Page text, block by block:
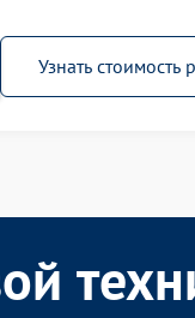
Узнать стоимость